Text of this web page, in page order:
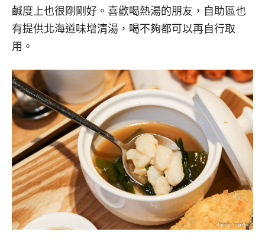
鹹度上也很剛剛好。喜歡喝熱湯的朋友，自助區也
有提供北海道味增清湯，喝不夠都可以再自行取
用。